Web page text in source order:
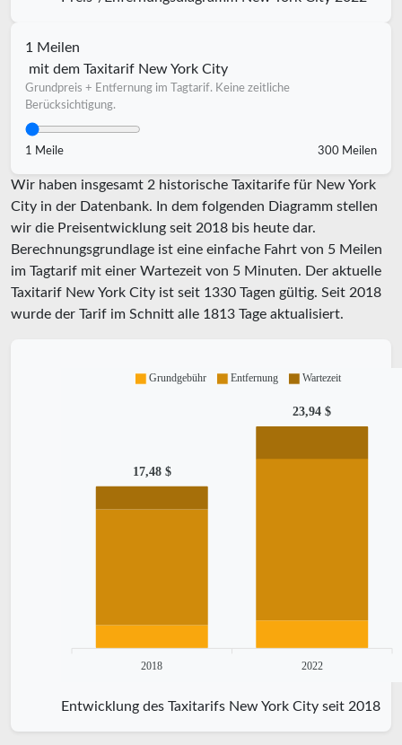
1 Meilen
mit dem Taxitarif New York City
Grundpreis + Entfernung im Tagtarif. Keine zeitliche
Berücksichtigung.
1 Meile 300 Meilen
Wir haben insgesamt 2 historische Taxitarife für New York
City in der Datenbank. In dem folgenden Diagramm stellen
wir die Preisentwicklung seit 2018 bis heute dar.
Berechnungsgrundlage ist eine einfache Fahrt von 5 Meilen
im Tagtarif mit einer Wartezeit von 5 Minuten. Der aktuelle
Taxitarif New York City ist seit 1330 Tagen gültig. Seit 2018
wurde der Tarif im Schnitt alle 1813 Tage aktualisiert.
17,48 $
23,94 $
2018 2022
Grundgebühr Entfernung Wartezeit
Entwicklung des Taxitarifs New York City seit 2018